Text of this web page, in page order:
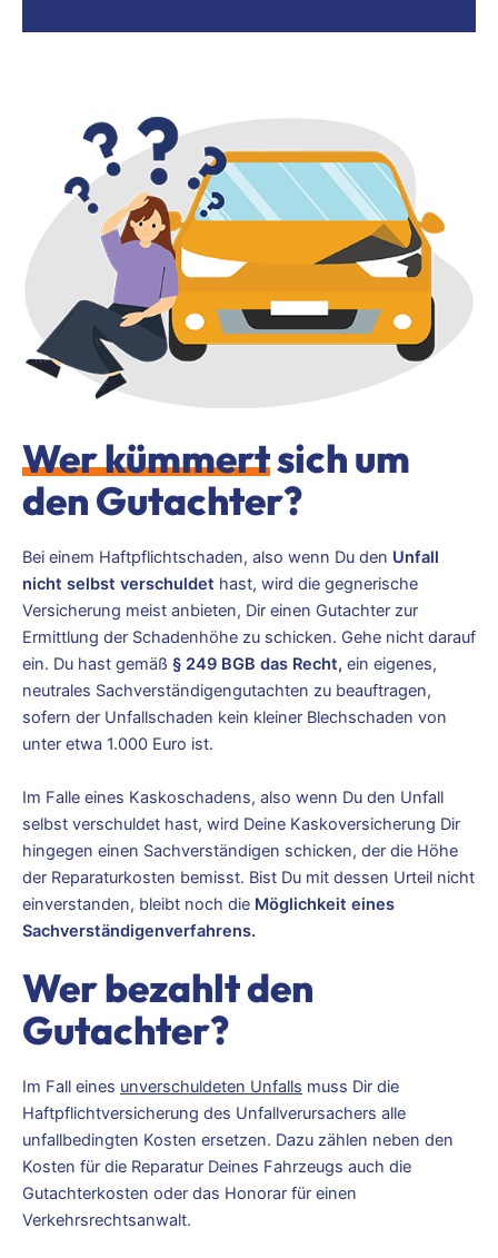
Wer kümmertsich um
den Gutachter?
Bei einem Haftpflichtschaden, also wenn Du den Unfall
nicht selbst verschuldet hast, wird die gegnerische
Versicherung meist anbieten, Dir einen Gutachter zur
Ermittlung der Schadenhöhe zu schicken. Gehe nicht darauf
ein. Du hast gemäß § 249 BGB das Recht, ein eigenes,
neutrales Sachverständigengutachten zu beauftragen,
sofern der Unfallschaden kein kleiner Blechschaden von
unter etwa 1.000 Euro ist.
Im Falle eines Kaskoschadens, also wenn Du den Unfall
selbst verschuldet hast, wird Deine Kaskoversicherung Dir
hingegen einen Sachverständigen schicken, der die Höhe
der Reparaturkosten bemisst. Bist Du mit dessen Urteil nicht
einverstanden, bleibt noch die Möglichkeit eines
Sachverständigenverfahrens.
Wer bezahlt den
Gutachter?
Im Fall eines unverschuldeten Unfalls muss Dir die
Haftpflichtversicherung des Unfallverursachers alle
unfallbedingten Kosten ersetzen. Dazu zählen neben den
Kosten für die Reparatur Deines Fahrzeugs auch die
Gutachterkosten oder das Honorar für einen
Verkehrsrechtsanwalt.